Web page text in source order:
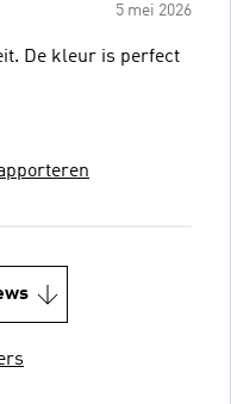
5 mei 2026
De kleur is perfect